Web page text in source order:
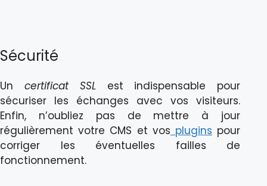
Sécurité
Un certificat SSLest indispensable pour
sécuriser les échanges avec vos visiteurs.
Enfin, n’oubliez pas de mettre à jour
régulièrement votre CMS et vos plugins pour
corriger les éventuelles failles de
fonctionnement.